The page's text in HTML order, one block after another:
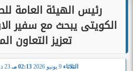
رئيس الهيئة العامة
الكويتى يبحث مع سفير
تعزيز التعاون
الثلاثاء 02:13 مـ 23 ذو الحجة 1447